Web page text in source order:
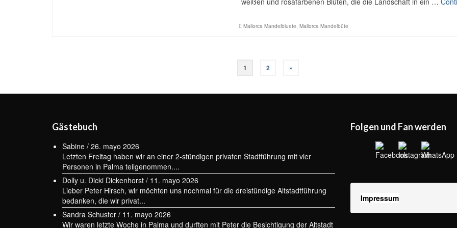
Mallorca Mandelbluete Mallorca Mandelbüte
entradas
1 2 »
Gästebuch
Sabine / 26. mayo 2026
Letzten Freitag haben wir an einer 2-stündigen privaten Stadtführung mit vier
Personen in Palma teilgenommen....
Dolly u. Dicki Dickenhorst / 11. mayo 2026
Lieber Peter Hirsch, wir möchten uns nochmal für die dreistündige Altstadtführung
bedanken, die wir privat...
Sandra Schuster / 11. mayo 2026
Wir waren letzte Woche in Palma und durften mit Peter die Besichtigung der Altstadt
Folgen und Fan werden
Impressum